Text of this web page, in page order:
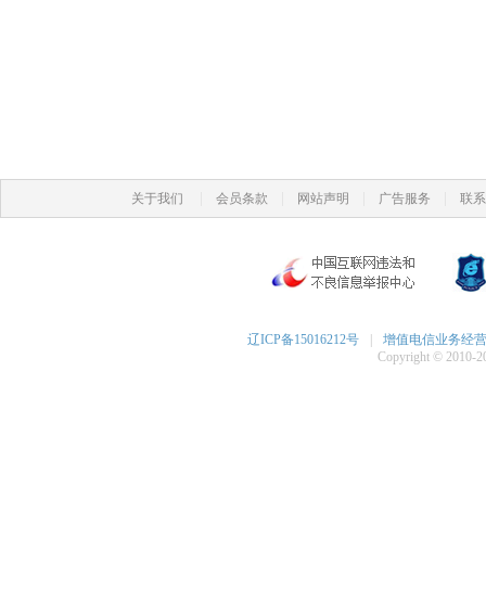
关于我们 会员条款 网站声明 广告服务 联
辽ICP备15016212号
增值电信业务经
Copyright © 2010-